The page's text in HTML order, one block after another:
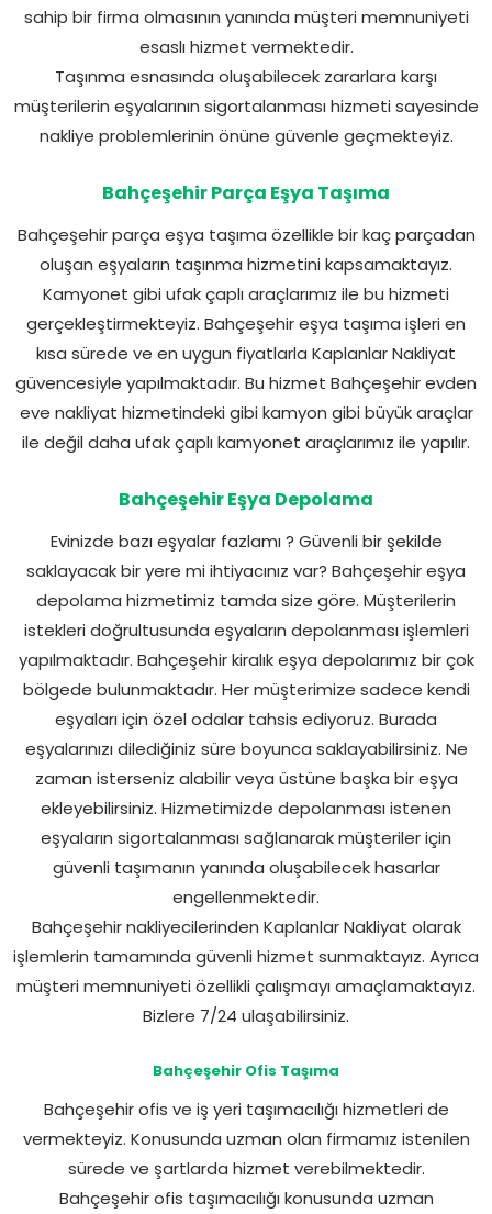
sahip bir firma olmasının yanında müşteri memnuniyeti
esaslı hizmet vermektedir.
Taşınma esnasında oluşabilecek zararlara karşı
müşterilerin eşyalarının sigortalanması hizmeti sayesinde
nakliye problemlerinin önüne güvenle geçmekteyiz.
Bahçeşehir Parça Eşya Taşıma
Bahçeşehir parça eşya taşıma özellikle bir kaç parçadan
oluşan eşyaların taşınma hizmetini kapsamaktayız.
Kamyonet gibi ufak çaplı araçlarımız ile bu hizmeti
gerçekleştirmekteyiz. Bahçeşehir eşya taşıma işleri en
kısa sürede ve en uygun fiyatlarla Kaplanlar Nakliyat
güvencesiyle yapılmaktadır. Bu hizmet Bahçeşehir evden
eve nakliyat hizmetindeki gibi kamyon gibi büyük araçlar
ile değil daha ufak çaplı kamyonet araçlarımız ile yapılır.
Bahçeşehir Eşya Depolama
Evinizde bazı eşyalar fazlamı ? Güvenli bir şekilde
saklayacak bir yere mi ihtiyacınız var? Bahçeşehir eşya
depolama hizmetimiz tamda size göre. Müşterilerin
istekleri doğrultusunda eşyaların depolanması işlemleri
yapılmaktadır. Bahçeşehir kiralık eşya depolarımız bir çok
bölgede bulunmaktadır. Her müşterimize sadece kendi
eşyaları için özel odalar tahsis ediyoruz. Burada
eşyalarınızı dilediğiniz süre boyunca saklayabilirsiniz. Ne
zaman isterseniz alabilir veya üstüne başka bir eşya
ekleyebilirsiniz. Hizmetimizde depolanması istenen
eşyaların sigortalanması sağlanarak müşteriler için
güvenli taşımanın yanında oluşabilecek hasarlar
engellenmektedir.
Bahçeşehir nakliyecilerinden Kaplanlar Nakliyat olarak
işlemlerin tamamında güvenli hizmet sunmaktayız. Ayrıca
müşteri memnuniyeti özellikli çalışmayı amaçlamaktayız.
Bizlere 7/24 ulaşabilirsiniz.
Bahçeşehir Ofis Taşıma
Bahçeşehir ofis ve iş yeri taşımacılığı hizmetleri de
vermekteyiz. Konusunda uzman olan firmamız istenilen
sürede ve şartlarda hizmet verebilmektedir.
Bahçeşehir ofis taşımacılığı konusunda uzman